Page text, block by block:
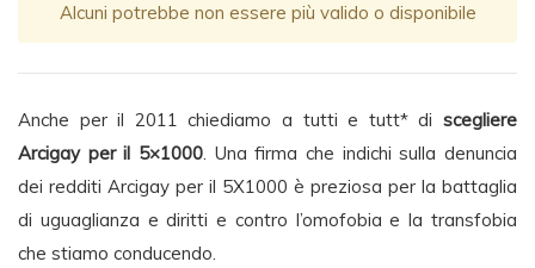
Alcuni potrebbe non essere più valido o disponibile
Anche per il 2011 chiediamo a tutti e tutt* di scegliere
Arcigay per il 5×1000. Una firma che indichi sulla denuncia
dei redditi Arcigay per il 5X1000 è preziosa per la battaglia
di uguaglianza e diritti e contro l’omofobia e la transfobia
che stiamo conducendo.